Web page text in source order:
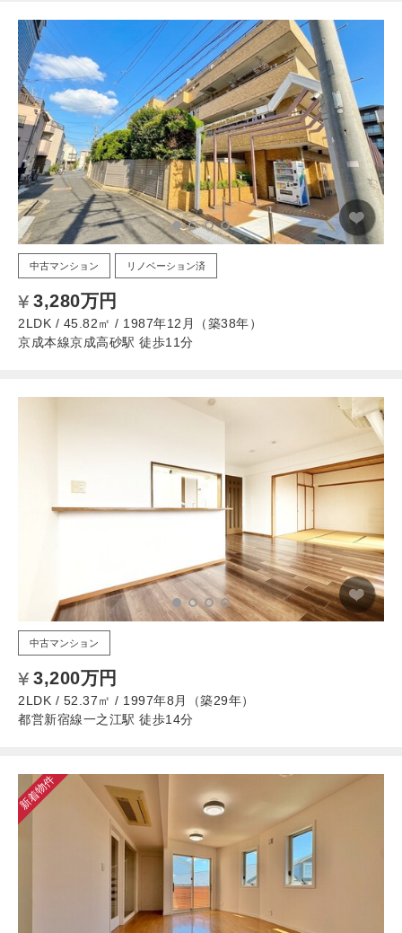
中古マンション リノベーション済
3,280万円
2LDK / 45.82㎡ / 1987年12月（築38年）
京成本線京成高砂駅 徒歩11分
中古マンション
3,200万円
2LDK / 52.37㎡ / 1997年8月（築29年）
都営新宿線一之江駅 徒歩14分
新着物件